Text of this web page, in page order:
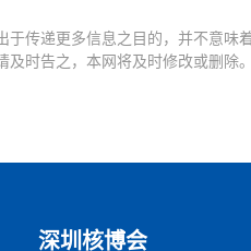
传递更多信息之目的，并不意味
时告之，本网将及时修改或删除
深圳核博会